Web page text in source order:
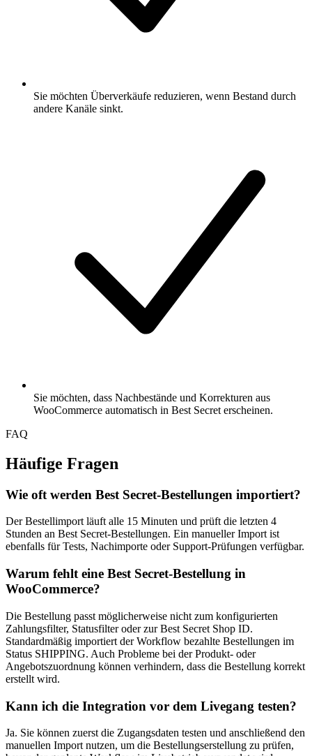
Sie möchten Überverkäufe reduzieren, wenn Bestand durch
andere Kanäle sinkt.
Sie möchten, dass Nachbestände und Korrekturen aus
WooCommerce automatisch in Best Secret erscheinen.
FAQ
Häufige Fragen
Wie oft werden Best Secret-Bestellungen importiert?
Der Bestellimport läuft alle 15 Minuten und prüft die letzten 4
Stunden an Best Secret-Bestellungen. Ein manueller Import ist
ebenfalls für Tests, Nachimporte oder Support-Prüfungen verfügbar.
Warum fehlt eine Best Secret-Bestellung in
WooCommerce?
Die Bestellung passt möglicherweise nicht zum konfigurierten
Zahlungsfilter, Statusfilter oder zur Best Secret Shop ID.
Standardmäßig importiert der Workflow bezahlte Bestellungen im
Status SHIPPING. Auch Probleme bei der Produkt- oder
Angebotszuordnung können verhindern, dass die Bestellung korrekt
erstellt wird.
Kann ich die Integration vor dem Livegang testen?
Ja. Sie können zuerst die Zugangsdaten testen und anschließend den
manuellen Import nutzen, um die Bestellungserstellung zu prüfen,